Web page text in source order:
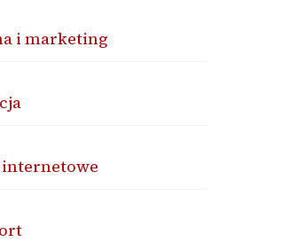
i marketing